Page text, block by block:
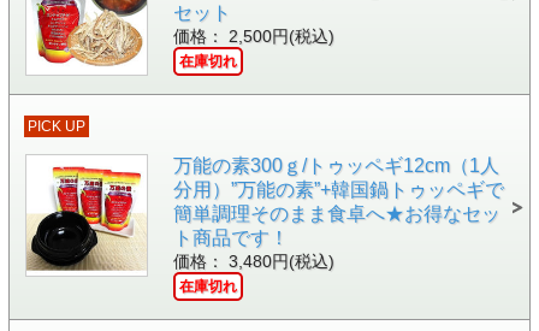
セット
価格： 2,500円(税込)
在庫切れ
PICK UP
万能の素300ｇ/トゥッペギ12cm（1人
分用）”万能の素”+韓国鍋トゥッペギで
簡単調理そのまま食卓へ★お得なセッ
ト商品です！
価格： 3,480円(税込)
在庫切れ